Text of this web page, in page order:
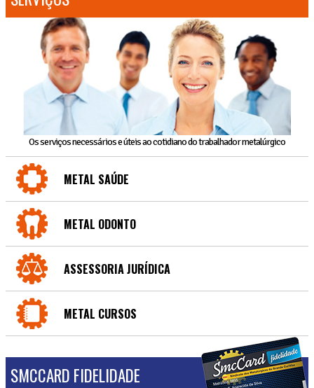
Os serviços necessários e úteis ao cotidiano do trabalhador metalúrgico
METAL SAÚDE
METAL ODONTO
ASSESSORIA JURÍDICA
METAL CURSOS
SMCCARD FIDELIDADE